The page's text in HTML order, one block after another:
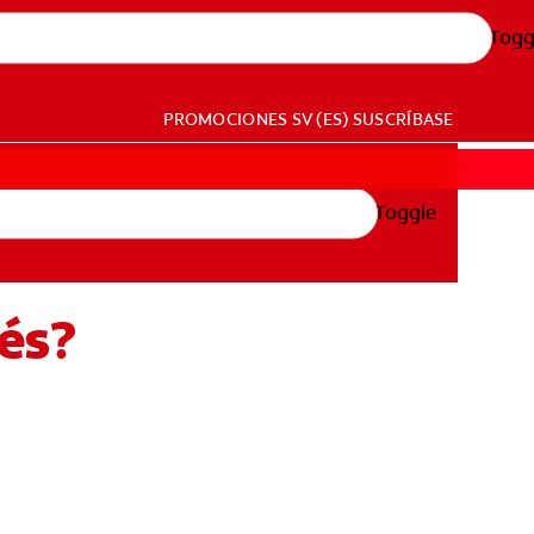
PROMOCIONES SV (ES) SUSCRÍBASE
Toggle